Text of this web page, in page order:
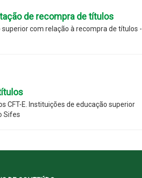
de recompra de títulos
com relação à recompra de títulos -
CFT-E. Instituições de educação superior
Sifes